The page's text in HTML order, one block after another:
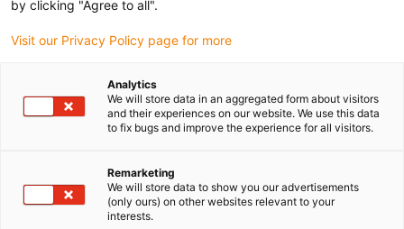
CAT5e, PVC, konektor A:
Hirose RJ45 T-angle vnitřní
křivka, konektor B: Hirose
RJ45 přímý
by clicking "Agree to all".
Visit our Privacy Policy page for more
Analytics
We will store data in an aggregated form about visitors
and their experiences on our website. We use this data
to fix bugs and improve the experience for all visitors.
Remarketing
We will store data to show you our advertisements
(only ours) on other websites relevant to your
interests.